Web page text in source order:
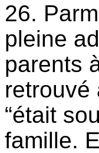
26.
pleine
parents
retrouvé
“était
famille.